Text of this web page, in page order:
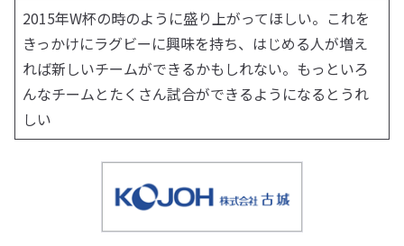
2015年W杯の時のように盛り上がってほしい。これを
きっかけにラグビーに興味を持ち、はじめる人が増え
れば新しいチームができるかもしれない。もっといろ
んなチームとたくさん試合ができるようになるとうれ
しい